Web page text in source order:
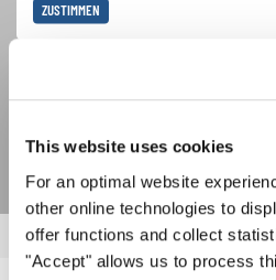
This website uses cookies
For an optimal website
other online technologies to
offer functions and collect
"Accept" allows us to process
ZUSTIMMEN